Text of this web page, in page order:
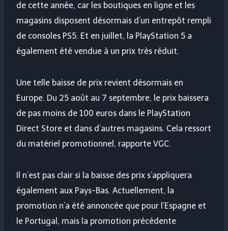
de cette année, car les boutiques en ligne et les
magasins disposent désormais d’un entrepôt rempli
de consoles PS5. Et en juillet, la PlayStation 5 a
également été vendue à un prix très réduit.
Une telle baisse de prix revient désormais en
Europe. Du 25 août au 7 septembre, le prix baissera
de pas moins de 100 euros dans le PlayStation
Direct Store et dans d’autres magasins. Cela ressort
du matériel promotionnel, rapporte VGC.
Il n’est pas clair si la baisse des prix s’appliquera
également aux Pays-Bas. Actuellement, la
promotion n’a été annoncée que pour l’Espagne et
le Portugal, mais la promotion précédente